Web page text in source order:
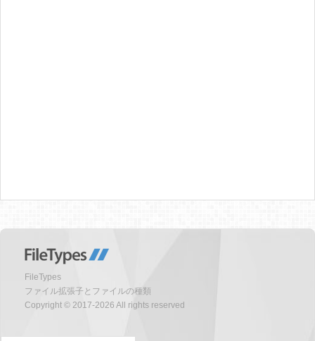
FileTypes
ファイル拡張子とファイルの種類
Copyright © 2017-2026 All rights reserved